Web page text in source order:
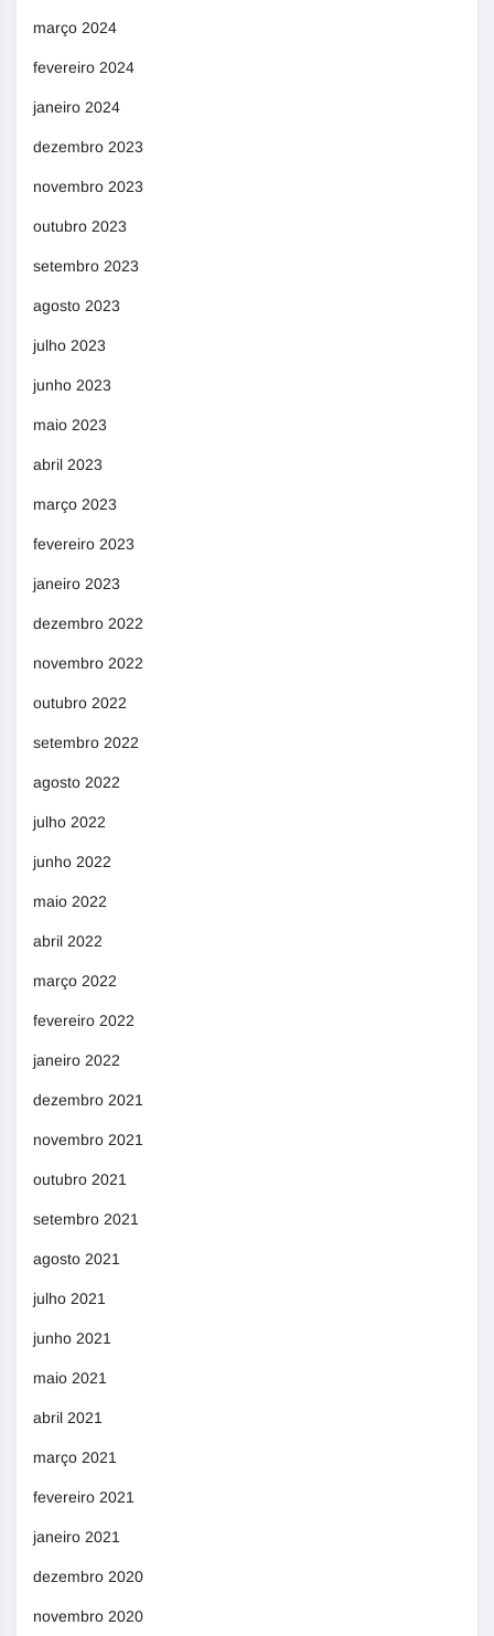
março 2024
fevereiro 2024
janeiro 2024
dezembro 2023
novembro 2023
outubro 2023
setembro 2023
agosto 2023
julho 2023
junho 2023
maio 2023
abril 2023
março 2023
fevereiro 2023
janeiro 2023
dezembro 2022
novembro 2022
outubro 2022
setembro 2022
agosto 2022
julho 2022
junho 2022
maio 2022
abril 2022
março 2022
fevereiro 2022
janeiro 2022
dezembro 2021
novembro 2021
outubro 2021
setembro 2021
agosto 2021
julho 2021
junho 2021
maio 2021
abril 2021
março 2021
fevereiro 2021
janeiro 2021
dezembro 2020
novembro 2020